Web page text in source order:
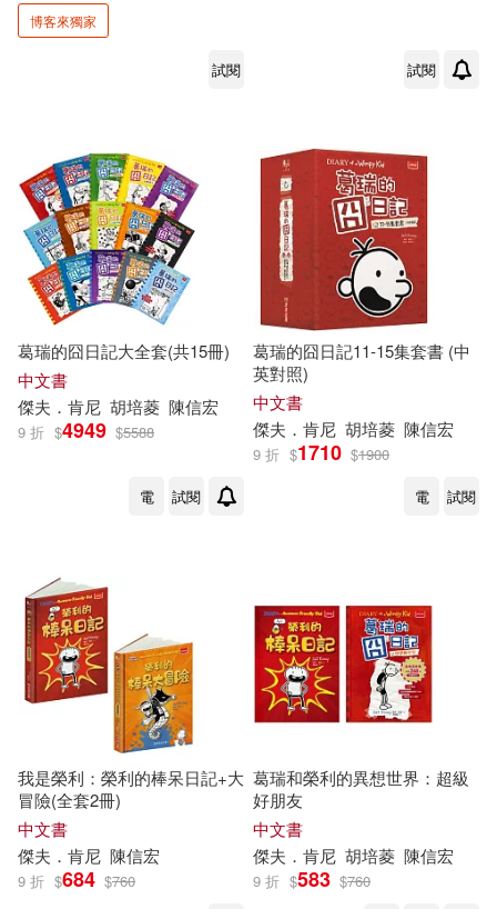
博客來獨家
試閱 試閱
葛瑞的囧日記大全套(共15冊)
中文書
傑夫．肯尼 胡培菱 陳信宏
9 折 $4949 $5588
電 試閱
葛瑞的囧日記11-15集套書 (中
英對照)
中文書
傑夫．肯尼 胡培菱 陳信宏
9 折 $1710 $1900
電
試閱
我是榮利：榮利的棒呆日記+大
冒險(全套2冊)
中文書
傑夫．肯尼 陳信宏
9 折 $684 $760
葛瑞和榮利的異想世界：超級
好朋友
中文書
傑夫．肯尼 胡培菱 陳信宏
9 折 $583 $760